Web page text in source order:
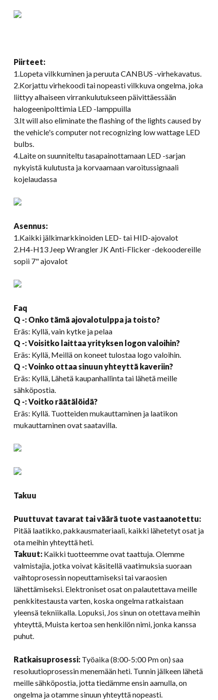
Piirteet:
1.Lopeta vilkkuminen ja peruuta CANBUS -virhekavatus.
2.Korjattu virhekoodi tai nopeasti vilkkuva ongelma, joka
liittyy alhaiseen virrankulutukseen päivittäessään
halogeenipolttimia LED -lamppuilla
3. It will also eliminate the flashing of the lights caused by
the vehicle's computer not recognizing low wattage LED
bulbs
4.Laite on suunniteltu tasapainottamaan LED -sarjan
nykyistä kulutusta ja korvaamaan varoitussignaali
kojelaudassa
Asennus:
1.Kaikki jälkimarkkinoiden LED- tai HID-ajovalot
2.H4-H13 Jeep Wrangler JK Anti-Flicker -dekoodereille
sopii 7" ajovalot
Faq
Q -: Onko tämä ajovalotulppa ja toisto?
Eräs: Kyllä, vain kytke ja pelaa
Q -: Voisitko laittaa yrityksen logon valoihin?
Eräs: Kyllä, Meillä on koneet tulostaa logo valoihin.
Q -: Voinko ottaa sinuun yhteyttä kaveriin?
Eräs: Kyllä, Lähetä kaupanhallinta tai lähetä meille
sähköpostia.
Q -: Voitko räätälöidä?
Eräs: Kyllä. Tuotteiden mukauttaminen ja laatikon
mukauttaminen ovat saatavilla.
Takuu
Puuttuvat tavarat tai väärä tuote vastaanotettu:
Pitää laatikko, pakkausmateriaali, kaikki lähetetyt osat ja
ota meihin yhteyttä heti.
Takuut: Kaikki tuotteemme ovat taattuja. Olemme
valmistajia, jotka voivat käsitellä vaatimuksia suoraan
vaihtoprosessin nopeuttamiseksi tai varaosien
lähettämiseksi. Elektroniset osat on palautettava meille
penkkitestausta varten, koska ongelma ratkaistaan ​​
yleensä tekniikalla. Lopuksi, Jos sinun on otettava meihin
yhteyttä, Muista kertoa sen henkilön nimi, jonka kanssa
puhut.
Ratkaisuprosessi: Työaika (8:00-5:00 Pm on) saa
resoluutioprosessin menemään heti. Tunnin jälkeen lähetä
meille sähköpostia, jotta tiedämme ensin aamulla, on
ongelma ja otamme sinuun yhteyttä nopeasti.